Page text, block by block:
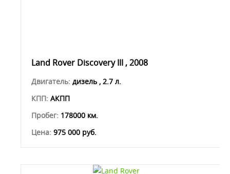
Land Rover Discovery III , 2008
Двигатель: дизель , 2.7 л.
КПП: АКПП
Пробег: 178000 км.
Цена: 975 000 руб.